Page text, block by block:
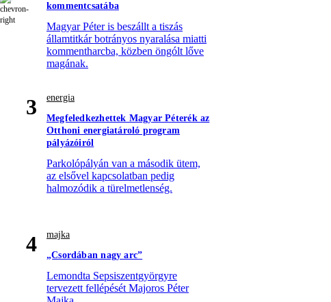
kommentcsatába
Magyar Péter is beszállt a tiszás
államtitkár botrányos nyaralása miatti
kommentharcba, közben öngólt lőve
magának.
3
energia
Megfeledkezhettek Magyar Péterék az
Otthoni energiatároló program
pályázóiról
Parkolópályán van a második ütem,
az elsővel kapcsolatban pedig
halmozódik a türelmetlenség.
4
majka
„Csordában nagy arc”
Lemondta Sepsiszentgyörgyre
tervezett fellépését Majoros Péter